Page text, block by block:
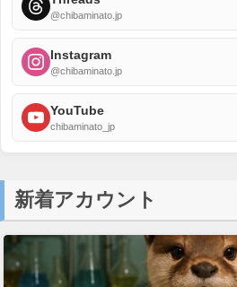
@chibaminato.jp
Instagram
@chibaminato.jp
YouTube
chibaminato_jp
新着アカウント